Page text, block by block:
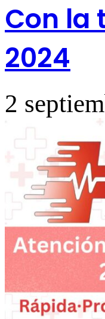
Con la
2024
2